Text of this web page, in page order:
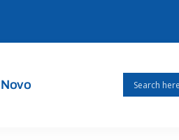
Novo